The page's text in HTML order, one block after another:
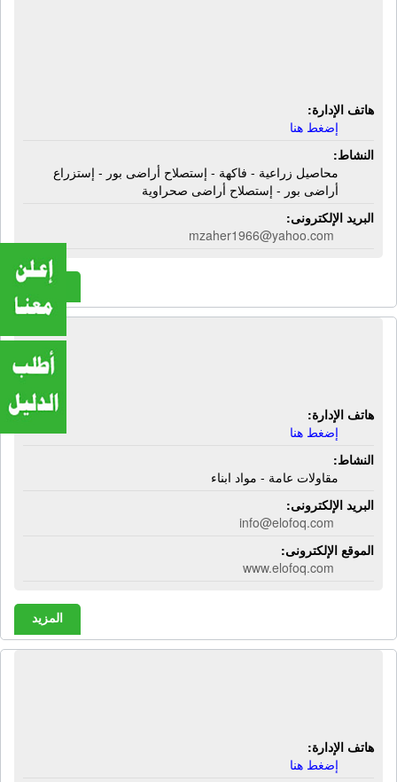
هاتف الإدارة:
إضغط هنا
النشاط:
محاصيل زراعية - فاكهة - إستصلاح أراضى بور - إستزراع
أراضى بور - إستصلاح أراضى صحراوية
البريد الإلكترونى:
mzaher1966@yahoo.com
المزيد
شركة الأفق للتنمية الزراعية | مقاولات
هاتف الإدارة:
إضغط هنا
النشاط:
مقاولات عامة - مواد ابناء
البريد الإلكترونى:
info@elofoq.com
الموقع الإلكترونى:
www.elofoq.com
المزيد
هاتف الإدارة:
إضغط هنا